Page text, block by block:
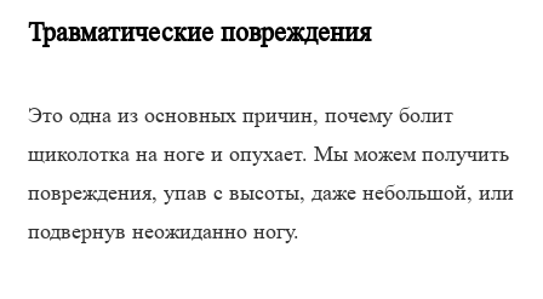
Травматические повреждения
Это одна из основных причин, почему болит
щиколотка на ноге и опухает. Мы можем получить
повреждения, упав с высоты, даже небольшой, или
подвернув неожиданно ногу.